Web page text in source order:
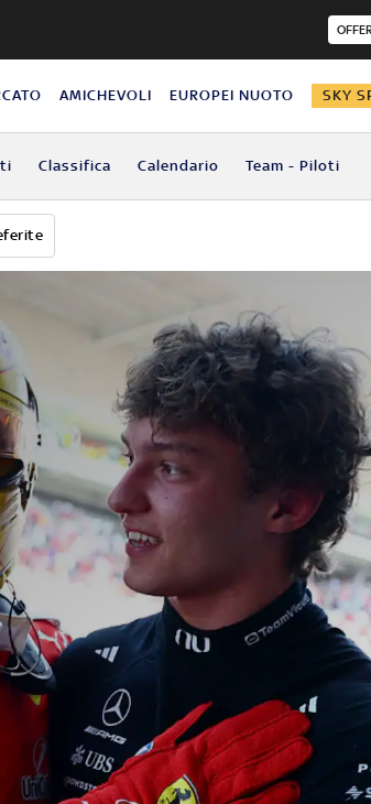
AMICHEVOLI EUROPEI NUOTO SKY
Classifica Calendario Team - Piloti